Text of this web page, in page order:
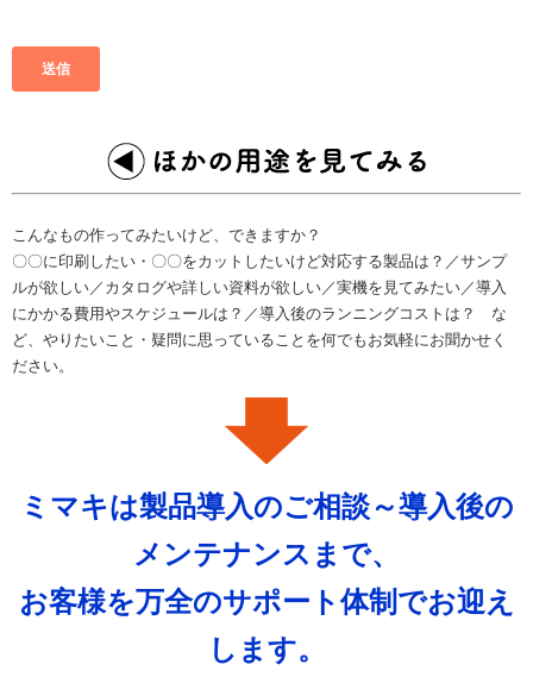
こんなもの作ってみたいけど、できますか？
〇〇に印刷したい・〇〇をカットしたいけど対応する製品は？／サンプ
ルが欲しい／カタログや詳しい資料が欲しい／実機を見てみたい／導入
にかかる費用やスケジュールは？／導入後のランニングコストは？ な
ど、やりたいこと・疑問に思っていることを何でもお気軽にお聞かせく
ださい。
ミマキは製品導入のご相談～導入後の
メンテナンスまで、
お客様を万全のサポート体制でお迎え
します。